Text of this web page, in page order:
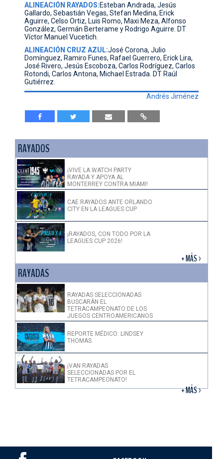
ALINEACIÓN RAYADOS:Esteban Andrada, Jesús
Gallardo, Sebastián Vegas, Stefan Medina, Erick
Aguirre, Celso Ortiz, Luis Romo, Maxi Meza, Alfonso
González, Germán Berterame y Rodrigo Aguirre. DT
Víctor Manuel Vucetich.
ALINEACIÓN CRUZ AZUL:José Corona, Julio
Domínguez, Ramiro Funes, Rafael Guerrero, Erick Lira,
José Rivero, Jesús Escoboza, Carlos Rodríguez, Carlos
Rotondi, Carlos Antona, Michael Estrada. DT Raúl
Gutiérrez.
Andrés Jiménez
RAYADOS
¡VIVE LA WATCH PARTY
RAYADA Y APOYA AL
MONTERREY CONTRA MIAMI!
CAE RAYADOS ANTE ORLANDO
CITY EN LA LEAGUES CUP
¡RAYADOS, CON TODO POR LA
LEAGUES CUP 2026!
+ MÁS >
RAYADAS
RAYADAS SELECCIONADAS
BUSCARÁN EL
TETRACAMPEONATO DE LOS
JUEGOS CENTROAMERICANOS
REPORTE MÉDICO: LINDSEY
THOMAS
¡VAN RAYADAS
SELECCIONADAS POR EL
TETRACAMPEONATO!
+ MÁS >